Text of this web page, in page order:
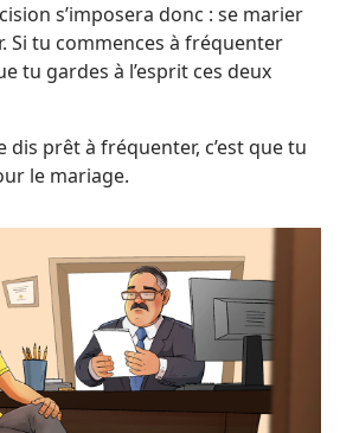
s’imposera donc : se marier
Si tu commences à fréquenter
tu gardes à l’esprit ces deux
dis prêt à fréquenter, c’est que tu
le mariage.